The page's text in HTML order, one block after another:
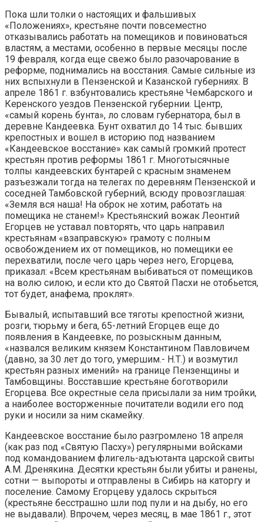
Пока шли толки о настоящих и фальшивых
«Положениях», крестьяне почти повсеместно
отказывались работать на помещиков и повиноваться
властям, а местами, особенно в первые месяцы после
19 февраля, когда еще свежо было разочарование в
реформе, поднимались на восстания. Самые сильные из
них вспыхнули в Пензенской и Казанской губерниях. В
апреле 1861 г. взбунтовались крестьяне Чембарского и
Керенского уездов Пензенской губернии. Центр,
«самый корень бунта», ло словам губернатора, был в
деревне Кандеевка. Бунт охватил до 14 тыс. бывших
крепостных и вошел в историю под названием
«Кандеевское восстание» как самый громкий протест
крестьян против реформы 1861 г. Многотысячные
толпы кандеевских бунтарей с красным знаменем
разъезжали тогда на телегах по деревням Пензенской и
соседней Тамбовской губерний, всюду провозглашая:
«Земля вся наша! На оброк не хотим, работать на
помещика не станем!» Крестьянский вожак Леонтий
Егорцев не уставал повторять, что царь направил
крестьянам «взаправскую» грамоту с полным
освобождением их от помещиков, но помещики ее
перехватили, после чего царь через него, Егорцева,
приказал: «Всем крестьянам выбиваться от помещиков
на волю силою, и если кто до Святой Пасхи не отобьется,
тот будет, анафема, проклят».
Бывалый, испытавший все тяготы крепостной жизни,
розги, тюрьму и бега, 65-летний Егорцев еще до
появления в Кандеевке, по розыскным данным,
«назвался великим князем Константином Павловичем
(давно, за 30 лет до того, умершим.- Н.Т.) и возмутил
крестьян разных имений» на границе Пензенщины и
Тамбовщины. Восставшие крестьяне боготворили
Егорцева. Все окрестные села присылали за ним тройки,
а наиболее восторженные почитатели водили его под
руки и носили за ним скамейку.
Кандеевское восстание было разгромлено 18 апреля
(как раз под «Святую Пасху») регулярными войсками
под командованием флигель-адъютанта царской свиты
А.М. Дренякина. Десятки крестьян были убиты и ранены,
сотни — выпороты и отправлены в Сибирь на каторгу и
поселение. Самому Егорцеву удалось скрыться
(крестьяне бесстрашно шли под пули и на дыбу, но его
не выдавали). Впрочем, через месяц, в мае 1861 г., этот